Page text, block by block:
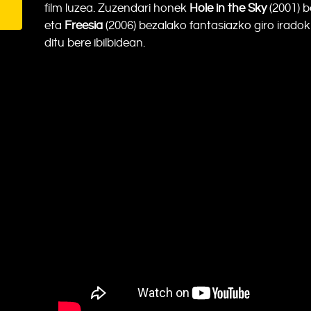
film luzea. Zuzendari honek Hole in the Sky(2001)
eta Freesia (2006) bezalako fantasiazko giro
ditu bere ibilbidean.